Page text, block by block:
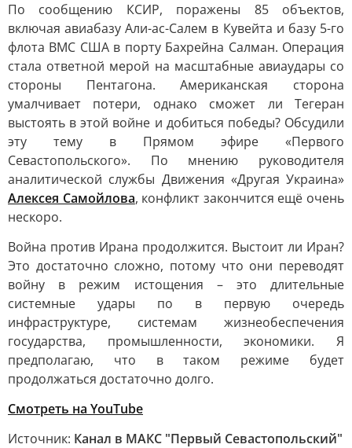
По сообщению КСИР, поражены 85 объектов,
включая авиабазу Али-ас-Салем в Кувейта и базу 5-го
флота ВМС США в порту Бахрейна Салман. Операция
стала ответной мерой на масштабные авиаудары со
стороны Пентагона. Американская сторона
умалчивает потери, однако сможет ли Тегеран
выстоять в этой войне и добиться победы? Обсудили
эту тему в Прямом эфире «Первого
Севастопольского». По мнению руководителя
аналитической службы Движения «Другая Украина»
Алексея Самойлова, конфликт закончится ещё очень
нескоро.
Война против Ирана продолжится. Выстоит ли Иран?
Это достаточно сложно, потому что они переводят
войну в режим истощения – это длительные
системные удары по в первую очередь
инфраструктуре, системам жизнеобеспечения
государства, промышленности, экономики. Я
предполагаю, что в таком режиме будет
продолжаться достаточно долго.
Смотреть на YouTube
Источник: Канал в МАКС "Первый Севастопольский"